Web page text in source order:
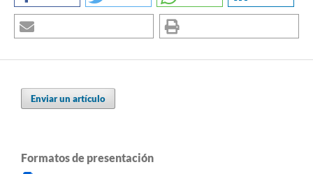
Enviar un artículo
Formatos de presentación